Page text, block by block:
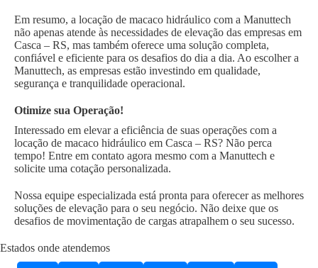
Em resumo, a locação de macaco hidráulico com a Manuttech
não apenas atende às necessidades de elevação das empresas em
Casca – RS, mas também oferece uma solução completa,
confiável e eficiente para os desafios do dia a dia. Ao escolher a
Manuttech, as empresas estão investindo em qualidade,
segurança e tranquilidade operacional.
Otimize sua Operação!
Interessado em elevar a eficiência de suas operações com a
locação de macaco hidráulico em Casca – RS? Não perca
tempo! Entre em contato agora mesmo com a Manuttech e
solicite uma cotação personalizada.
Nossa equipe especializada está pronta para oferecer as melhores
soluções de elevação para o seu negócio. Não deixe que os
desafios de movimentação de cargas atrapalhem o seu sucesso.
Estados onde atendemos